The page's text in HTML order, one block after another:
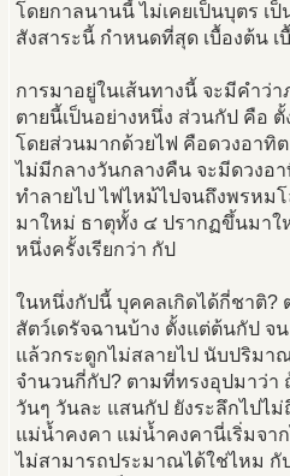
โดยกาลนานนี้ ไม่เคยเป็นบุตร เ
สังสาระนี้ กำหนดที่สุด เบื้องต้น เ
การมาอยู่ในเส้นทางนี้ จะมีคำว่
ตายนี้เป็นอย่างหนึ่ง ส่วนกัป คือ
โดยส่วนมากด้วยไฟ คือดวงอาทิ
ไม่มีกลางวันกลางคืน จะมีดวงอ
ทำลายไป ไฟไหม้ไปจนถึงพรหม
มาใหม่ ธาตุทั้ง ๔ ปรากฏขึ้นมาใ
หนึ่งครั้งเรียกว่า กัป
ในหนึ่งกัปนี้ บุคคลเกิดได้กี่ชาติ?
สัตว์เดรัจฉานบ้าง ตั้งแต่ต้นกัป
แล้วกระดูกไม่สลายไป นับปริมา
จำนวนกี่กัป? ตามที่ทรงอุปมาว่า
วันๆ วันละ แสนกัป ยังระลึกไปไ
แม่น้ำคงคา แม่น้ำคงคานี่เริ่มจา
ไม่สามารถประมาณได้ใช่ไหม